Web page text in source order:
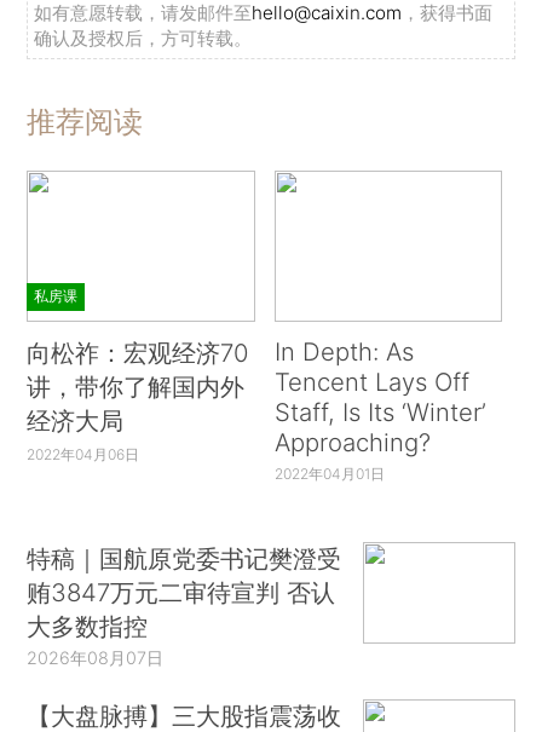
如有意愿转载，请发邮件至hello@caixin.com ，获得书面
确认及授权后，方可转载。
推荐阅读
私房课
向松祚：宏观经济70
讲，带你了解国内外
经济大局
2022年04月06日
In Depth: As
Tencent Lays Off
Staff, Is Its ‘Winter’
Approaching?
2022年04月01日
特稿｜国航原党委书记樊澄受
贿3847万元二审待宣判 否认
大多数指控
2026年08月07日
【大盘脉搏】三大股指震荡收